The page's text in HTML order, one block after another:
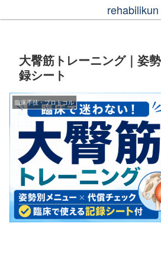
rehabilikun
大臀筋トレーニング｜姿
録シート
臨床手技・プロトコル